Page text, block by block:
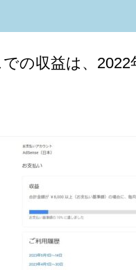
の収益は、